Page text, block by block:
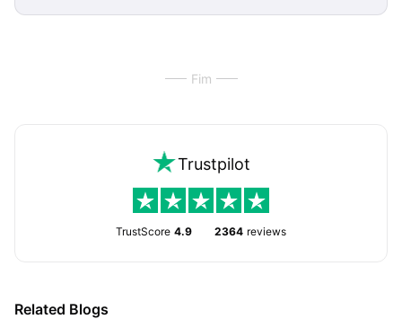
Fim
Trustpilot
TrustScore 4.9 2364 reviews
Related Blogs